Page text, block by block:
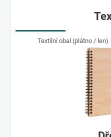
Textilní obal (plátno / len)